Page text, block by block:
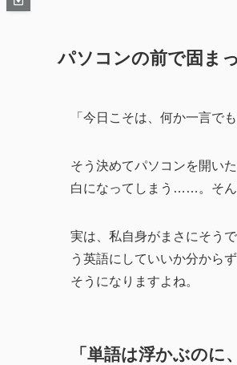
パソコンの前で固ま
「今日こそは、何か一言で
そう決めてパソコンを開い
白になってしまう……。そん
実は、私自身がまさにそう
う英語にしていいか分から
そうになりますよね。
「単語は浮かぶの